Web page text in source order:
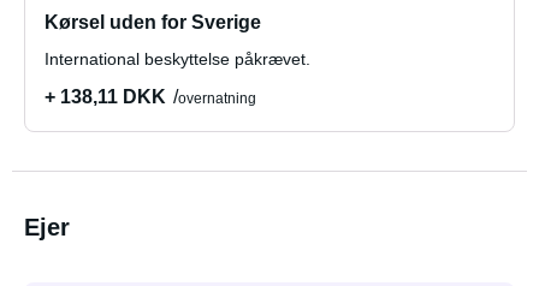
Kørsel uden for Sverige
International beskyttelse påkrævet.
+ 138,11 DKK overnatning
Ejer